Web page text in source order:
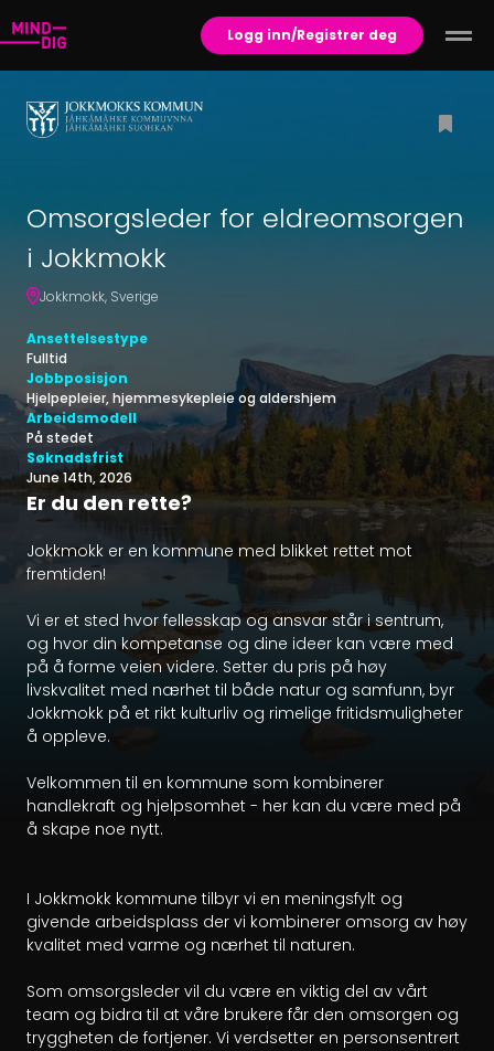
Logg inn/Registrer deg
Omsorgsleder for eldreomsorgen
i Jokkmokk
Jokkmokk, Sverige
Ansettelsestype
Fulltid
Jobbposisjon
Hjelpepleier, hjemmesykepleie og aldershjem
Arbeidsmodell
På stedet
Søknadsfrist
June 14th, 2026
Er du den rette?
Jokkmokk er en kommune med blikket rettet mot
fremtiden!
Vi er et sted hvor fellesskap og ansvar står i sentrum,
og hvor din kompetanse og dine ideer kan være med
på å forme veien videre. Setter du pris på høy
livskvalitet med nærhet til både natur og samfunn, byr
Jokkmokk på et rikt kulturliv og rimelige fritidsmuligheter
å oppleve.
Velkommen til en kommune som kombinerer
handlekraft og hjelpsomhet - her kan du være med på
å skape noe nytt.
I Jokkmokk kommune tilbyr vi en meningsfylt og
givende arbeidsplass der vi kombinerer omsorg av høy
kvalitet med varme og nærhet til naturen.
Som omsorgsleder vil du være en viktig del av vårt
team og bidra til at våre brukere får den omsorgen og
tryggheten de fortjener. Vi verdsetter en personsentrert